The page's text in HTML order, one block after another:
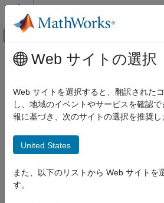
コンテンツへスキップ
オフキャンバス ナビ
ドキュメンテーションのホーム
Optimization Toolbox
最小二乗法
項目一覧
データ モデル
メインコンテンツ
複素数値データへの
め
この例では、複素数値データの非線
を示します。ほとんどの
ルゴリズムは実数値データのみを処
バーと fsolveは制約なしの問題の実
タの両方を扱うことができます。目
Web サイトの選択
Web サイトを選択すると、翻訳された
し、地域のイベントやサービスを確認
報に基づき、次のサイトの選択を推奨し
United States
また、以下のリストから Web サイトを
す。